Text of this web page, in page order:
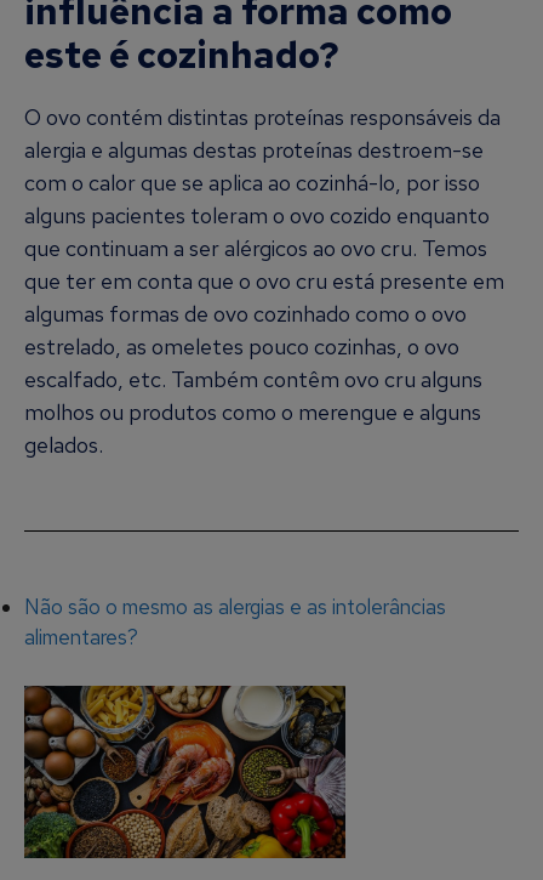
influência a forma como
este é cozinhado?
O ovo contém distintas proteínas responsáveis da
alergia e algumas destas proteínas destroem-se
com o calor que se aplica ao cozinhá-lo, por isso
alguns pacientes toleram o ovo cozido enquanto
que continuam a ser alérgicos ao ovo cru. Temos
que ter em conta que o ovo cru está presente em
algumas formas de ovo cozinhado como o ovo
estrelado, as omeletes pouco cozinhas, o ovo
escalfado, etc. Também contêm ovo cru alguns
molhos ou produtos como o merengue e alguns
gelados.
Não são o mesmo as alergias e as intolerâncias
alimentares?